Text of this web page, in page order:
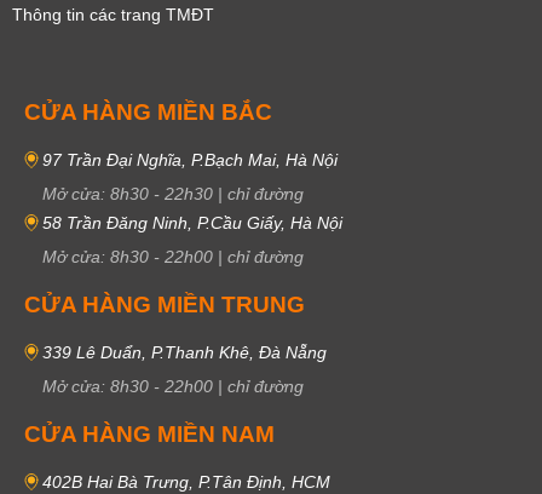
Thông tin các trang TMĐT
CỬA HÀNG MIỀN BẮC
97 Trần Đại Nghĩa, P.Bạch Mai, Hà Nội
Mở cửa: 8h30 - 22h30 | chỉ đường
58 Trần Đăng Ninh, P.Cầu Giấy, Hà Nội
Mở cửa: 8h30 - 22h00 | chỉ đường
CỬA HÀNG MIỀN TRUNG
339 Lê Duẩn, P.Thanh Khê, Đà Nẵng
Mở cửa: 8h30 - 22h00 | chỉ đường
CỬA HÀNG MIỀN NAM
402B Hai Bà Trưng, P.Tân Định, HCM